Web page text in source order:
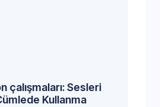
çalışmaları: Sesleri
Kullanma